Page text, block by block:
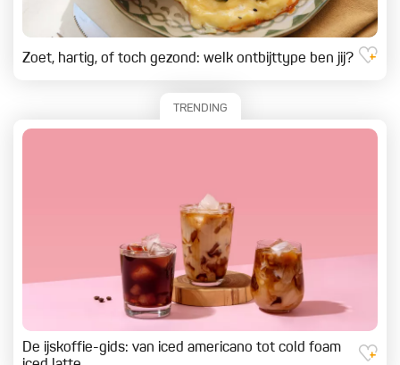
Zoet, hartig, of toch gezond: welk ontbijttype ben jij?
TRENDING
De ijskoffie-gids: van iced americano tot cold foam